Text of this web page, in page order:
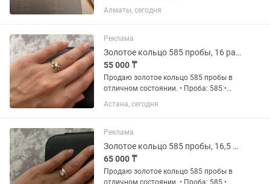
Алматы, сегодня
Реклама
Золотое кольцо 585 пробы, 16 размер, 0,8 г
55 000 ₸
Продаю золотое кольцо 585 пробы в
отличном состоянии. • Проба: 585 •
Размер: 16 • Вес: 0,8 г Кольцо носилось
очень редко и бережно, без дефектов.
подойдет как для...
Астана, сегодня
Реклама
Золотое кольцо 585 пробы, 16,5 размер, 1,4 г
65 000 ₸
Продаю золотое кольцо 585 пробы в
отличном состоянии. • Проба: 585 •